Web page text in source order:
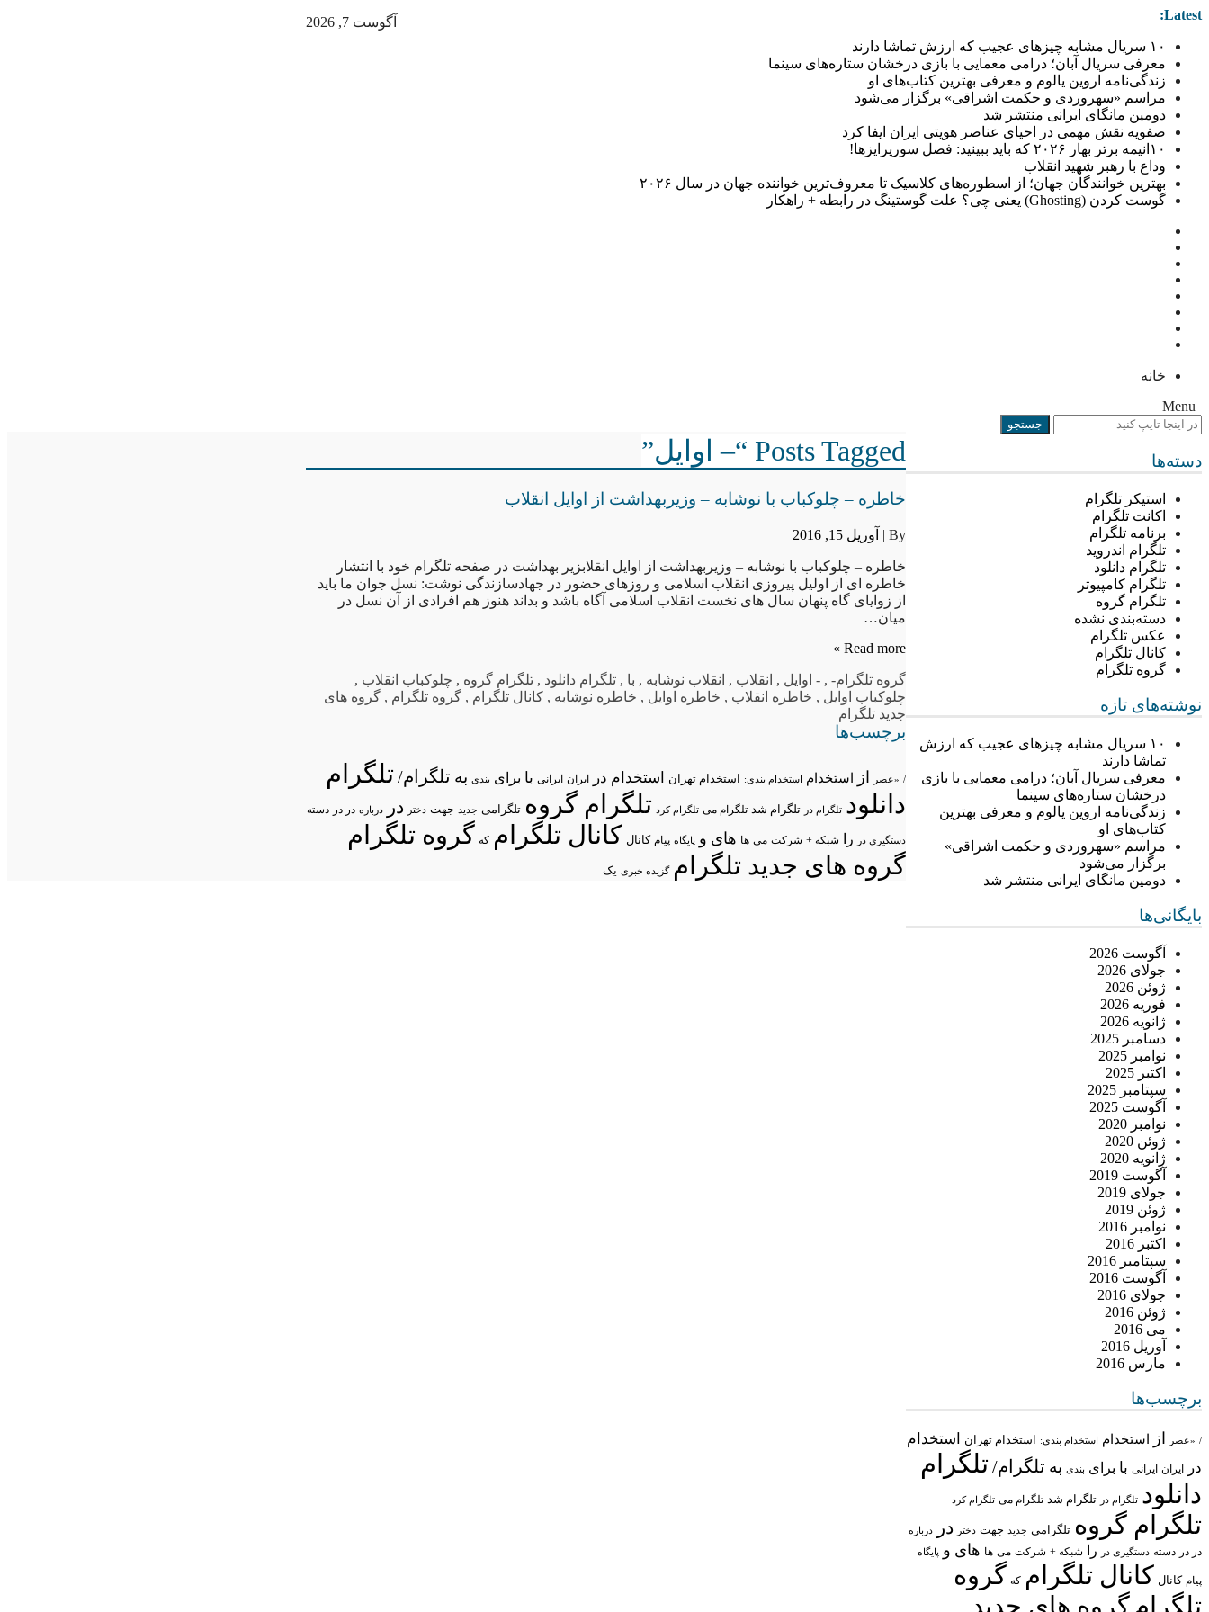
آگوست 7, 2026 Latest:
۱۰ سریال مشابه چیزهای عجیب که ارزش تماشا دارند
معرفی سریال آبان؛ درامی معمایی با بازی درخشان ستاره‌های سینما
زندگی‌نامه اروین یالوم و معرفی بهترین کتاب‌های او
مراسم «سهروردی و حکمت اشراقی» برگزار می‌شود
دومین مانگای ایرانی منتشر شد
صفویه نقش مهمی در احیای عناصر هویتی ایران ایفا کرد
۱۰انیمه برتر بهار ۲۰۲۶ که باید ببینید: فصل سورپرایزها!
وداع با رهبر شهید انقلاب
بهترین خوانندگان جهان؛ از اسطوره‌های کلاسیک تا معروف‌ترین خواننده جهان در سال ۲۰۲۶
گوست کردن (Ghosting) یعنی چی؟ علت گوستینگ در رابطه + راهکار
خانه
Menu
دسته‌ها
استیکر تلگرام
اکانت تلگرام
برنامه تلگرام
تلگرام اندروید
تلگرام دانلود
تلگرام کامپیوتر
تلگرام گروه
دسته‌بندی نشده
عکس تلگرام
کانال تلگرام
گروه تلگرام
نوشته‌های تازه
۱۰ سریال مشابه چیزهای عجیب که ارزش
تماشا دارند
معرفی سریال آبان؛ درامی معمایی با بازی
درخشان ستاره‌های سینما
زندگی‌نامه اروین یالوم و معرفی بهترین
کتاب‌های او
مراسم «سهروردی و حکمت اشراقی»
برگزار می‌شود
دومین مانگای ایرانی منتشر شد
بایگانی‌ها
آگوست 2026
جولای 2026
ژوئن 2026
فوریه 2026
ژانویه 2026
دسامبر 2025
نوامبر 2025
اکتبر 2025
سپتامبر 2025
آگوست 2025
نوامبر 2020
ژوئن 2020
ژانویه 2020
آگوست 2019
جولای 2019
ژوئن 2019
نوامبر 2016
اکتبر 2016
سپتامبر 2016
آگوست 2016
جولای 2016
ژوئن 2016
می 2016
آوریل 2016
مارس 2016
برچسب‌ها
/ «عصر از استخدام استخدام بندی: استخدام تهران
استخدام
در
ایران ایرانی با برای بندی به تلگرام/ تلگرام
دانلود تلگرام در تلگرام شد تلگرام می تلگرام کرد
تلگرام گروه تلگرامی جدید جهت دختر در درباره
در در دسته دستگیری در را شبکه + شرکت می ها های و پایگاه
پیام کانال کانال تلگرام که گروه
تلگرام گروه های جدید
Posts Tagged “– اوایل”
خاطره – چلوکباب با نوشابه – وزیربهداشت از اوایل انقلاب
By | آوریل 15, 2016
خاطره – چلوکباب با نوشابه – وزیربهداشت از اوایل انقلابزیر بهداشت در صفحه تلگرام خود با انتشار
خاطره ای از اولیل پیروزی انقلاب اسلامی و روزهای حضور در جهادسازندگی نوشت: نسل جوان ما باید
از زوایای گاه پنهان سال های نخست انقلاب اسلامی آگاه باشد و بداند هنوز هم افرادی از آن نسل در
میان…
Read more »
گروه تلگرام-
, - اوایل , انقلاب , انقلاب نوشابه , با , تلگرام دانلود , تلگرام گروه , چلوکباب انقلاب ,
چلوکباب اوایل , خاطره انقلاب , خاطره اوایل , خاطره نوشابه , کانال تلگرام , گروه تلگرام , گروه های
جدید تلگرام
برچسب‌ها
/ «عصر از استخدام استخدام بندی: استخدام تهران استخدام در ایران ایرانی با برای بندی به تلگرام/ تلگرام
دانلود تلگرام در تلگرام شد تلگرام می تلگرام کرد تلگرام گروه تلگرامی جدید جهت دختر در درباره در در دسته
دستگیری در را شبکه + شرکت می ها های و پایگاه پیام کانال کانال تلگرام که گروه تلگرام
گروه های جدید تلگرام گزیده خبری یک